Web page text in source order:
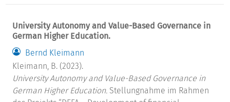
University Autonomy and Value-Based Governance in
German Higher Education.
Bernd Kleimann
Kleimann, B. (2023).
University Autonomy and Value-Based Governance in
German Higher Education. Stellungnahme im Rahmen